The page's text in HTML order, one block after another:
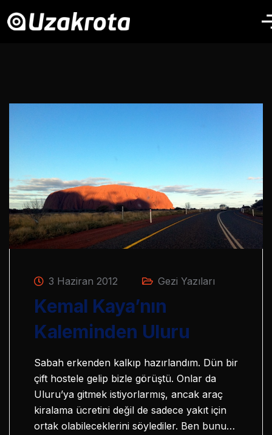
3 Haziran 2012 Gezi Yazıları
Kemal Kaya’nın
Kaleminden Uluru
Sabah erkenden kalkıp hazırlandım. Dün bir
çift hostele gelip bizle görüştü. Onlar da
Uluru’ya gitmek istiyorlarmış, ancak araç
kiralama ücretini değil de sadece yakıt için
ortak olabileceklerini söylediler. Ben bunu…